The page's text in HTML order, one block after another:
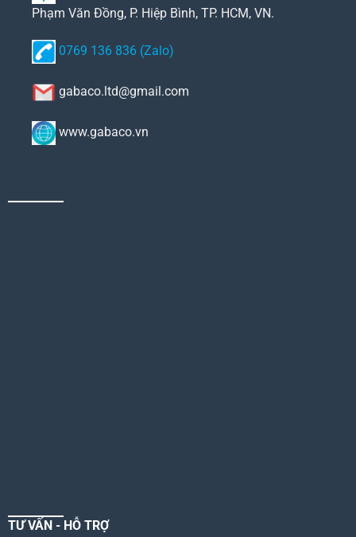
Phạm Văn Đồng, P. Hiệp Bình, TP. HCM, VN.
0769 136 836 (Zalo)
gabaco.ltd@gmail.com
www.gabaco.vn
TƯ VẤN - HỖ TRỢ